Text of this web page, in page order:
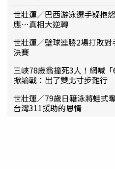
世壯運／巴西游泳選手疑抱
應…真相大逆轉
世壯運／壁球連勝2場打敗
決賽
三峽78歲翁撞死3人！網喊
掀論戰：出了雙北寸步難行
世壯運／79歲日籍泳將蛙
台灣311援助的恩情